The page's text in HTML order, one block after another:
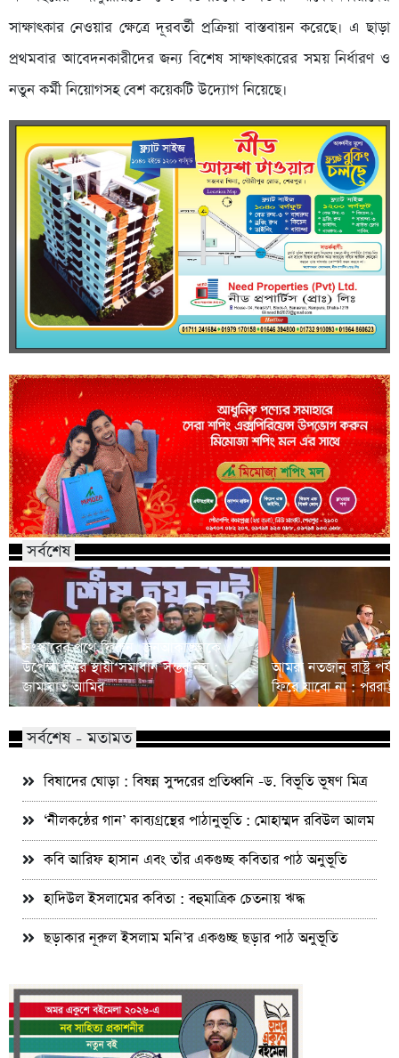
সাক্ষাৎকার নেওয়ার ক্ষেত্রে দূরবর্তী প্রক্রিয়া বাস্তবায়ন করেছে। এ ছাড়া
প্রথমবার আবেদনকারীদের জন্য বিশেষ সাক্ষাৎকারের সময় নির্ধারণ ও
নতুন কর্মী নিয়োগসহ বেশ কয়েকটি উদ্যোগ নিয়েছে।
সর্বশেষ
সংস্কারের পথে ফিরুন, জনআকাঙ্ক্ষাকে
উপেক্ষা করে স্থায়ী সমাধান সম্ভব নয় :
জামায়াত আমির
আমরা নতজানু রাষ্ট্র
ফিরে যাবো না :
সর্বশেষ - মতামত
বিষাদের ঘোড়া : বিষন্ন সুন্দরের প্রতিধ্বনি -ড. বিভূতি ভূষণ মিত্র
‘নীলকন্ঠের গান’ কাব্যগ্রন্থের পাঠানুভূতি : মোহাম্মদ রবিউল আলম
কবি আরিফ হাসান এবং তাঁর একগুচ্ছ কবিতার পাঠ অনুভূতি
হাদিউল ইসলামের কবিতা : বহুমাত্রিক চেতনায় ঋদ্ধ
ছড়াকার নূরুল ইসলাম মনি’র একগুচ্ছ ছড়ার পাঠ অনুভূতি